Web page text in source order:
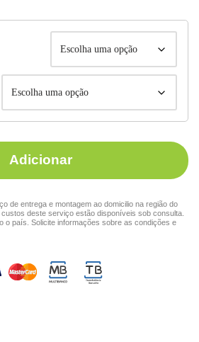
Adicionar
de entrega e montagem ao domicilio na região do
deste serviço estão disponíveis sob consulta.
o país. Solicite informações sobre as condições e